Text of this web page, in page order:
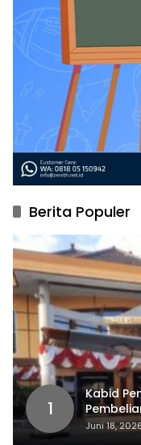
Berita Populer
1
Kabid
Juni 18,